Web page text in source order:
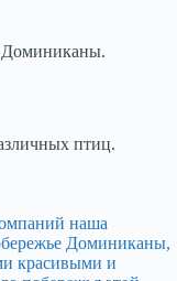
Доминиканы.
птиц.
наша
Доминиканы,
красивыми и